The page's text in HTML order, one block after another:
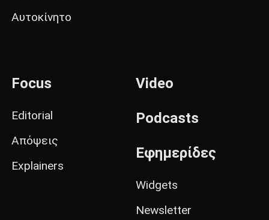
Αυτοκίνητο
Focus
Editorial
Απόψεις
Explainers
Video
Podcasts
Εφημερίδες
Widgets
Newsletter